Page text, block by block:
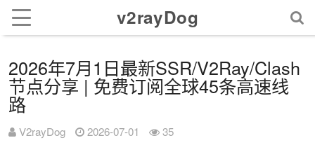
v2rayDog
2026年7月1日最新SSR/V2Ray/Clash
节点分享 | 免费订阅全球45条高速线
路
V2rayDog 2026-07-01 35